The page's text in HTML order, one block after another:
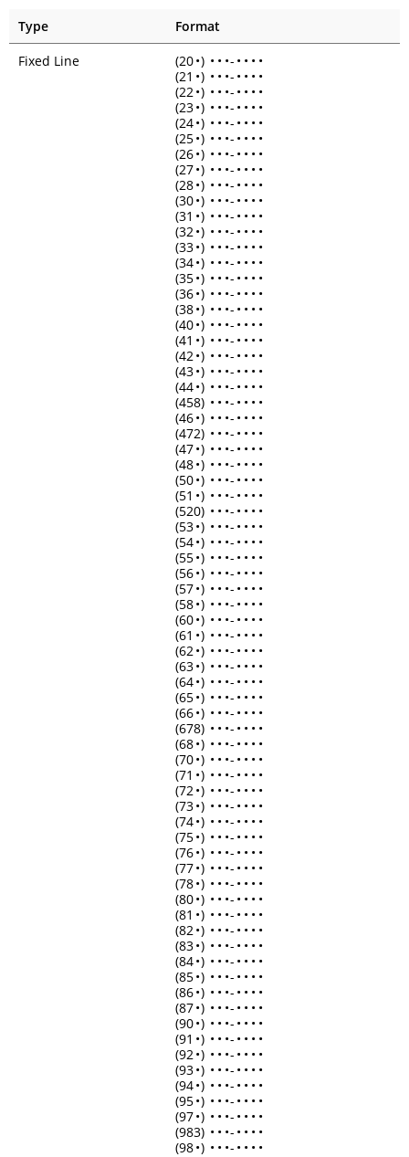
Type
Format
Fixed Line
(20•) • • •- • • • •
(21 •) • • •- • • • •
(22•) • • •- • • • •
(23•) • • •- • • • •
(24•) • • •- • • • •
(25•) • • •- • • • •
(26•) • • •- • • • •
(27•) • • •- • • • •
(28•) • • •- • • • •
(30•) • • •- • • • •
(31 •) • • •- • • • •
(32•) • • •- • • • •
(33•) • • •- • • • •
(34•) • • •- • • • •
(35•) • • •- • • • •
(36•) • • •- • • • •
(38•) • • •- • • • •
(40•) • • •- • • • •
(41 •) • • •- • • • •
(42•) • • •- • • • •
(43•) • • •- • • • •
(44•) • • •- • • • •
(458) • • •- • • • •
(46•) • • •- • • • •
(472) • • •- • • • •
(47•) • • •- • • • •
(48•) • • •- • • • •
(50•) • • •- • • • •
(51 •) • • •- • • • •
(520) • • •- • • • •
(53•) • • •- • • • •
(54•) • • •- • • • •
(55•) • • •- • • • •
(56•) • • •- • • • •
(57•) • • •- • • • •
(58•) • • •- • • • •
(60•) • • •- • • • •
(61 •) • • •- • • • •
(62•) • • •- • • • •
(63•) • • •- • • • •
(64•) • • •- • • • •
(65•) • • •- • • • •
(66•) • • •- • • • •
(678) • • •- • • • •
(68•) • • •- • • • •
(70•) • • •- • • • •
(71 •) • • •- • • • •
(72•) • • •- • • • •
(73•) • • •- • • • •
(74•) • • •- • • • •
(75•) • • •- • • • •
(76•) • • •- • • • •
(77•) • • •- • • • •
(78•) • • •- • • • •
(80•) • • •- • • • •
(81 •) • • •- • • • •
(82•) • • •- • • • •
(83•) • • •- • • • •
(84•) • • •- • • • •
(85•) • • •- • • • •
(86•) • • •- • • • •
(87•) • • •- • • • •
(90•) • • •- • • • •
(91 •) • • •- • • • •
(92•) • • •- • • • •
(93•) • • •- • • • •
(94•) • • •- • • • •
(95•) • • •- • • • •
(97•) • • •- • • • •
(983) • • •- • • • •
(98•) • • •- • • • •